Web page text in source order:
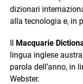
dizionari
alla tecnologia e, in
Il Macquarie
lingua inglese
parola dell’anno, in
Webster.